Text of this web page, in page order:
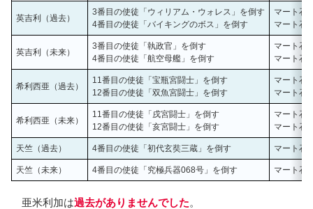
英吉利（過去）
3番目の使徒「ウィリアム・ウォレス」を倒す
4番目の使徒「バイキングのボス」を倒す
マート石
マート石
英吉利（未来）
3番目の使徒「執政官」を倒す
4番目の使徒「航空母艦」を倒す
マート石
マート石
希利西亜（過去）
11番目の使徒「宝瓶宮闘士」を倒す
12番目の使徒「双魚宮闘士」を倒す
マート石
マート石
希利西亜（未来）
11番目の使徒「戌宮闘士」を倒す
12番目の使徒「亥宮闘士」を倒す
マート石
マート石
天竺（過去） 4番目の使徒「初代玄奘三蔵」を倒す マート石
天竺（未来） 4番目の使徒「究極兵器068号」を倒す マート石
亜米利加は過去がありませんでした。